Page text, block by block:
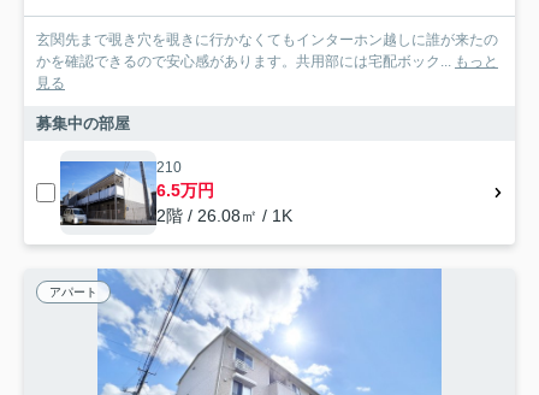
玄関先まで覗き穴を覗きに行かなくてもインターホン越しに誰が来たの
かを確認できるので安心感があります。共用部には宅配ボック... もっと
見る
募集中の部屋
210
6.5万円
2階 / 26.08㎡ / 1K
アパート